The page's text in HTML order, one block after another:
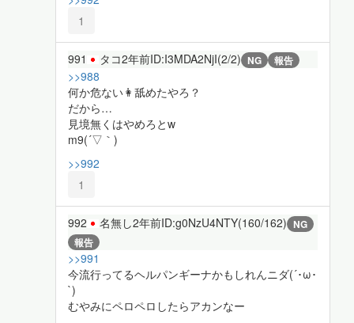
1
991 タコ2年前ID:I3MDA2NjI(2/2) NG 報告
>>988
何か危ない👩舐めたやろ？
だから…
見境無くはやめろとw
m9(´▽｀)
>>992
1
992 名無し2年前ID:g0NzU4NTY(160/162) NG
報告
>>991
今流行ってるヘルパンギーナかもしれんニダ(´･ω･
`)
むやみにペロペロしたらアカンなー